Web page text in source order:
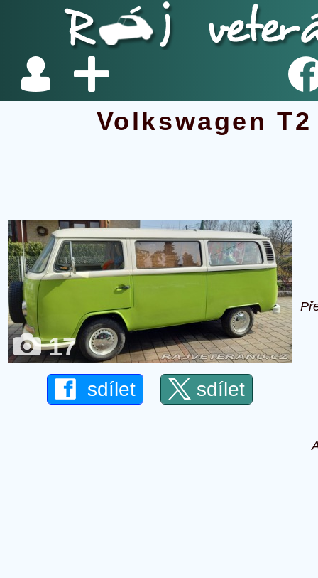
Volkswagen
17
sdílet sdílet